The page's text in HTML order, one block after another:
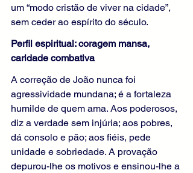
um “modo cristão de viver na cidade”,
sem ceder ao espírito do século.
Perfil espiritual: coragem mansa,
caridade combativa
A correção de João nunca foi
agressividade mundana; é a fortaleza
humilde de quem ama. Aos poderosos,
diz a verdade sem injúria; aos pobres,
dá consolo e pão; aos fiéis, pede
unidade e sobriedade. A provação
depurou-lhe os motivos e ensinou-lhe a